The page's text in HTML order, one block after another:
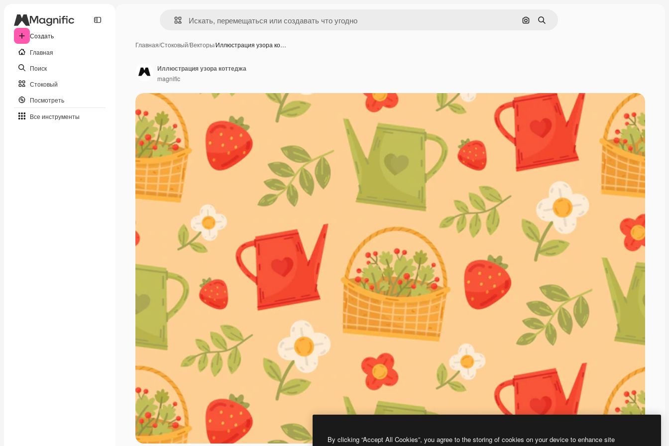
Создать
Главная
Поиск
Стоковый
Посмотреть
Все инструменты
Поиск по изображению
Поиск
Главная/Стоковый/Векторы/Иллюстрация узора ко…
Иллюстрация узора коттеджа
magnific
By clicking “Accept All Cookies”, you agree to the storing of cookies on your device to enhance site